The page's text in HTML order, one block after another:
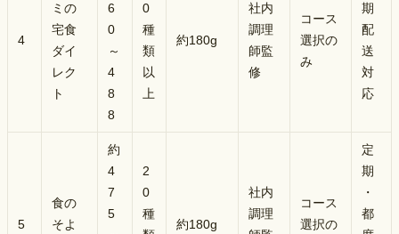
4
ミの
宅食
ダイ
レク
ト
6
0
～
4
8
8
0
種
類
以
上
約180g
社内
調理
師監
修
コース
選択の
み
期
配
送
対
応
5
食の
そよ
約
4
7
5
2
0
種
約180g
社内
調理
コース
選択の
定
期
・
都